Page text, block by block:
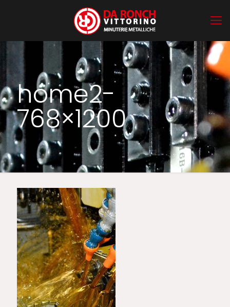
home2-
768×1200